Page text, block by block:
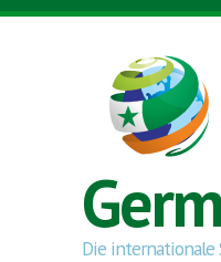
Skip to main content
Die internationale